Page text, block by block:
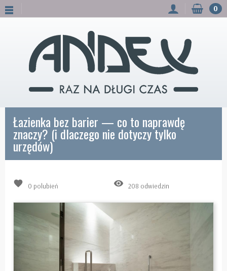
0
Łazienka bez barier — co to naprawdę
znaczy? (i dlaczego nie dotyczy tylko
urzędów)
favorite 0 polubień remove_red_eye 208 odwiedzin